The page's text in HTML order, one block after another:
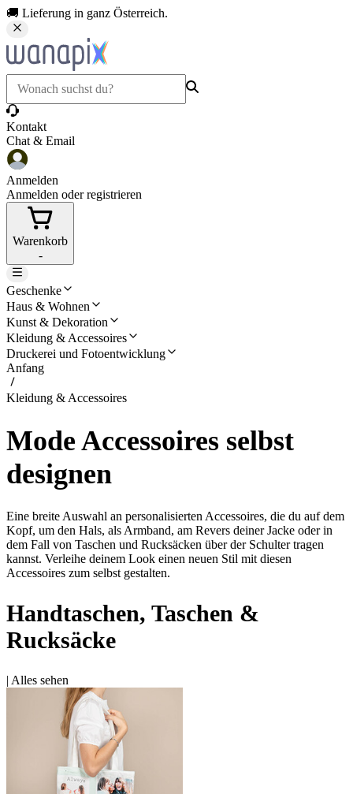
🚚 Lieferung in ganz Österreich.
Kontakt
Chat & Email
Anmelden
Anmelden oder registrieren
Warenkorb
-
Geschenke
Haus & Wohnen
Kunst & Dekoration
Kleidung & Accessoires
Druckerei und Fotoentwicklung
Anfang
Kleidung & Accessoires
Mode Accessoires selbst
designen
Eine breite Auswahl an personalisierten Accessoires, die du auf dem
Kopf, um den Hals, als Armband, am Revers deiner Jacke oder in
dem Fall von Taschen und Rucksäcken über der Schulter tragen
kannst. Verleihe deinem Look einen neuen Stil mit diesen
Accessoires zum selbst gestalten.
Handtaschen, Taschen &
Rucksäcke
| Alles sehen